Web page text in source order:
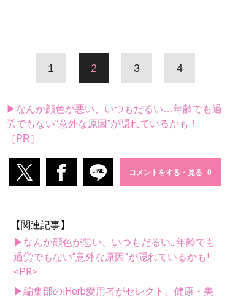
1 2 3 4
▶なんか顔色が悪い、いつもだるい…年齢でも過
労でもない“意外な原因”が隠れているかも！
［PR］
コメントをする・見る
【関連記事】
▶なんか顔色が悪い、いつもだるい...年齢でも
過労でもない“意外な原因”が隠れているかも!
<PR>
▶編集部のiHerb愛用者がセレクト。健康・美